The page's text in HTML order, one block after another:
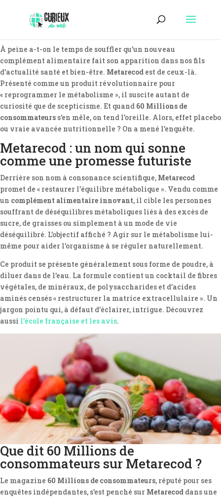
À peine a-t-on le temps de souffler qu’un nouveau
complément alimentaire fait son apparition dans nos fils
d’actualité santé et bien-être. Metarecod est de ceux-là.
Présenté comme un produit révolutionnaire pour
« reprogrammer le métabolisme », il suscite autant de
curiosité que de scepticisme. Et quand 60 Millions de
consommateurs s’en mêle, on tend l’oreille. Alors, effet placebo
ou vraie avancée nutritionnelle ? On a mené l’enquête.
Metarecod : un nom qui sonne
comme une promesse futuriste
Derrière son nom à consonance scientifique, Metarecod
promet de « restaurer l’équilibre métabolique ». Vendu comme
un complément alimentaire innovant, il cible les personnes
souffrant de déséquilibres métaboliques liés à des excès de
sucre, de graisses ou simplement à un mode de vie
déséquilibré. L’objectif affiché ? Agir sur le métabolisme lui-
même pour aider l’organisme à se réguler naturellement.
Ce produit se présente généralement sous forme de poudre, à
diluer dans de l’eau. La formule contient un cocktail de fibres
végétales, de minéraux, de polysaccharides et d’acides
aminés censés « restructurer la matrice extracellulaire ». Un
jargon pointu qui, à défaut d’éclairer, intrigue. Découvrez
aussi l’école française et les avis.
Que dit 60 Millions de
consommateurs sur Metarecod ?
Le magazine 60 Millions de consommateurs, réputé pour ses
enquêtes indépendantes, s’est penché sur Metarecod dans une